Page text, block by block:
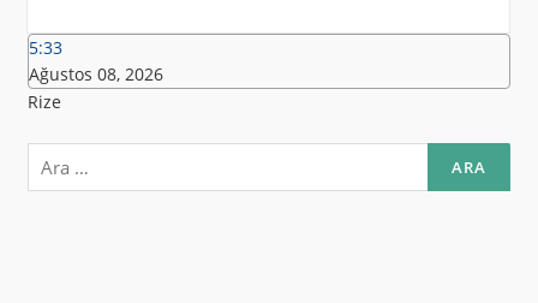
5:33
Ağustos 08, 2026
Rize
Arama: